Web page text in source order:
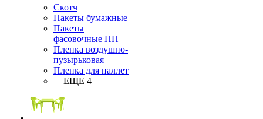
Скотч
Пакеты бумажные
Пакеты
фасовочные ПП
Пленка воздушно-
пузырьковая
Пленка для паллет
+ ЕЩЕ 4